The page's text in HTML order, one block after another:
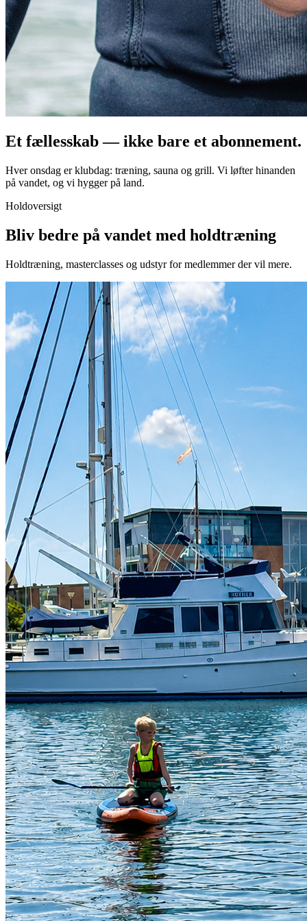
Et fællesskab — ikke bare et abonnement.
Hver onsdag er klubdag: træning, sauna og grill. Vi løfter hinanden
på vandet, og vi hygger på land.
Holdoversigt
Bliv bedre på vandet med holdtræning
Holdtræning, masterclasses og udstyr for medlemmer der vil mere.